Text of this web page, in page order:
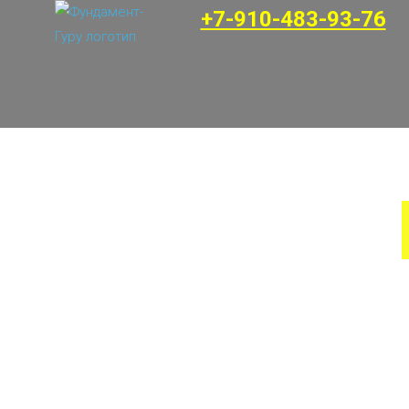
+7-910-483-93-76